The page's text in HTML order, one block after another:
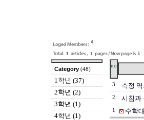
0
3 1 1
Category (48)
1학년 (37)
2학년 (2)
3학년 (1)
4학년 (1)
no
3 측정
2 시침과
1 수학